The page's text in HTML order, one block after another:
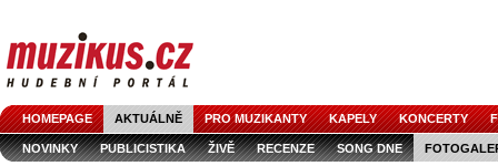
HOMEPAGE AKTUÁLNĚ PRO MUZIKANTY KAPELY KONCERTY
NOVINKY PUBLICISTIKA ŽIVĚ RECENZE SONG DNE